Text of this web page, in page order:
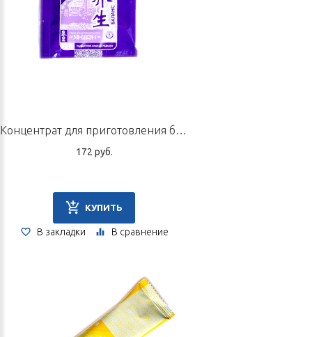
Концентрат для приготовления быстрорастворимого напитка «Комфорт кишечника», пакетик 10 г
172 руб.
КУПИТЬ
В закладки В сравнение